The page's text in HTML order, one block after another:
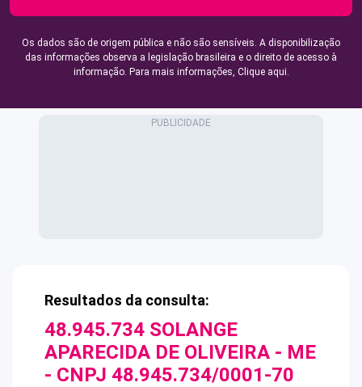
Os dados são de origem pública e não são sensíveis. A disponibilização
das informações observa a legislação brasileira e o direito de acesso à
informação. Para mais informações, Clique aqui.
Resultados da consulta:
48.945.734 SOLANGE
APARECIDA DE OLIVEIRA - ME
- CNPJ 48.945.734/0001-70